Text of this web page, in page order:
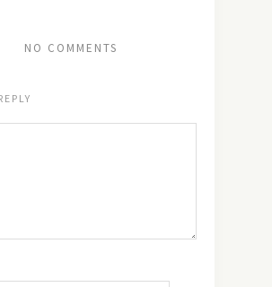
NO COMMENTS